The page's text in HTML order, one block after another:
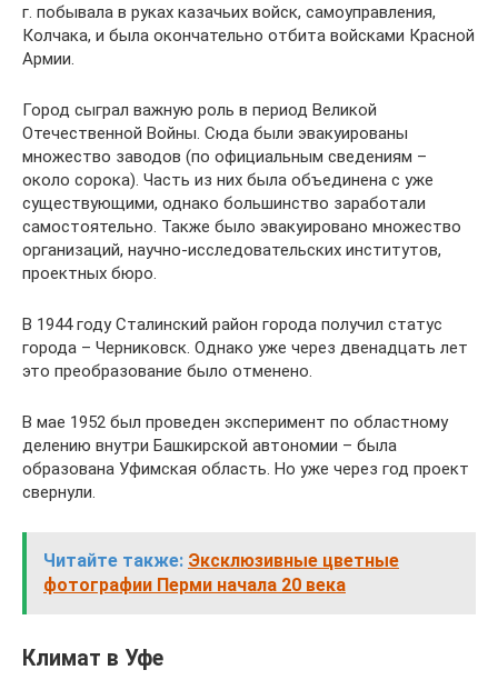
г. побывала в руках казачьих войск, самоуправления,
Колчака, и была окончательно отбита войсками Красной
Армии.
Город сыграл важную роль в период Великой
Отечественной Войны. Сюда были эвакуированы
множество заводов (по официальным сведениям –
около сорока). Часть из них была объединена с уже
существующими, однако большинство заработали
самостоятельно. Также было эвакуировано множество
организаций, научно-исследовательских институтов,
проектных бюро.
В 1944 году Сталинский район города получил статус
города – Черниковск. Однако уже через двенадцать лет
это преобразование было отменено.
В мае 1952 был проведен эксперимент по областному
делению внутри Башкирской автономии – была
образована Уфимская область. Но уже через год проект
свернули.
Читайте также: Эксклюзивные цветные
фотографии Перми начала 20 века
Климат в Уфе